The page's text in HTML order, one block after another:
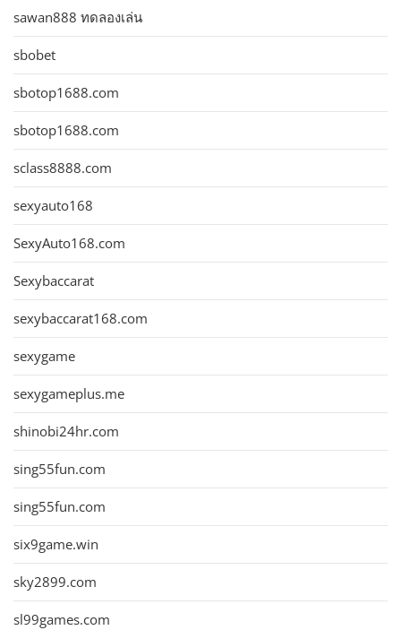
sawan888 ทดลองเล่น
sbobet
sbotop1688.com
sbotop1688.com
sclass8888.com
sexyauto168
SexyAuto168.com
Sexybaccarat
sexybaccarat168.com
sexygame
sexygameplus.me
shinobi24hr.com
sing55fun.com
sing55fun.com
six9game.win
sky2899.com
sl99games.com